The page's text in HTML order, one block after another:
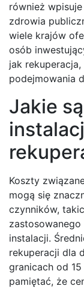
również
zdrowia
wiele krajów
osób
jak
podejmowania
Jakie
Koszty
mogą się
czynników,
instalacji.
rekuperacji dla
granicach od
pamiętać, że